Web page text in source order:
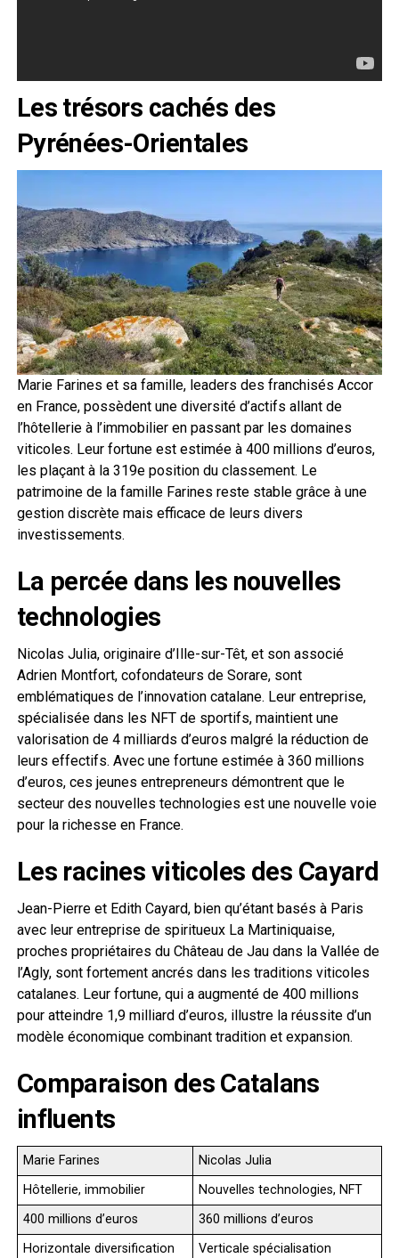
Les trésors cachés des
Pyrénées-Orientales
Marie Farines et sa famille, leaders des franchisés Accor
en France, possèdent une diversité d’actifs allant de
l’hôtellerie à l’immobilier en passant par les domaines
viticoles. Leur fortune est estimée à 400 millions d’euros,
les plaçant à la 319e position du classement. Le
patrimoine de la famille Farines reste stable grâce à une
gestion discrète mais efficace de leurs divers
investissements.
La percée dans les nouvelles
technologies
Nicolas Julia, originaire d’Ille-sur-Têt, et son associé
Adrien Montfort, cofondateurs de Sorare, sont
emblématiques de l’innovation catalane. Leur entreprise,
spécialisée dans les NFT de sportifs, maintient une
valorisation de 4 milliards d’euros malgré la réduction de
leurs effectifs. Avec une fortune estimée à 360 millions
d’euros, ces jeunes entrepreneurs démontrent que le
secteur des nouvelles technologies est une nouvelle voie
pour la richesse en France.
Les racines viticoles des Cayard
Jean-Pierre et Edith Cayard, bien qu’étant basés à Paris
avec leur entreprise de spiritueux La Martiniquaise,
proches propriétaires du Château de Jau dans la Vallée de
l’Agly, sont fortement ancrés dans les traditions viticoles
catalanes. Leur fortune, qui a augmenté de 400 millions
pour atteindre 1,9 milliard d’euros, illustre la réussite d’un
modèle économique combinant tradition et expansion.
Comparaison des Catalans
influents
Marie Farines
Nicolas Julia
Hôtellerie, immobilier
Nouvelles technologies, NFT
400 millions d’euros
360 millions d’euros
Horizontale diversification
Verticale spécialisation